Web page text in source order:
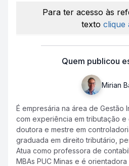
Para ter acesso às
texto clique
Quem publicou
Mirian
É empresária na área de Gestão
com experiência em tributação e
doutora e mestre em
graduada em direito tributário,
Atua como professora de
MBAs PUC Minas e é